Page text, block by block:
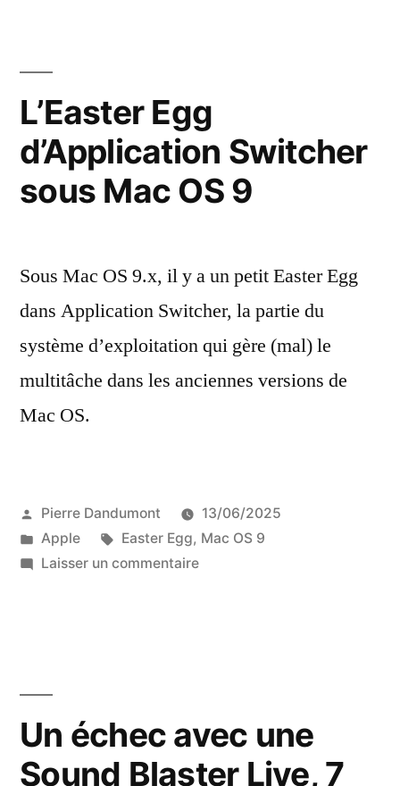
Mac
OS
9
sur
Network
Server
L’Easter Egg
d’Application Switcher
sous Mac OS 9
Sous Mac OS 9.x, il y a un petit Easter Egg
dans Application Switcher, la partie du
système d’exploitation qui gère (mal) le
multitâche dans les anciennes versions de
Mac OS.
Publié
par
Pierre Dandumont
13/06/2025
Publié
dans
Apple Étiquettes :
Easter Egg, Mac OS 9
Laisser un commentairesur
OS
9
Un échec avec une
Sound Blaster Live, 7